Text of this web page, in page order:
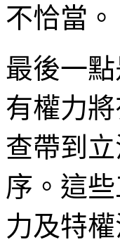
不恰當。
最後一
有權力
查帶到
序。這
力及特